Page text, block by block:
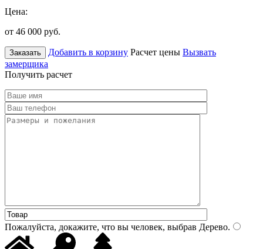
Цена:
от 46 000 руб.
Заказать Добавить в корзину Расчет цены Вызвать
замерщика
Получить расчет
Пожалуйста, докажите, что вы человек, выбрав Дерево.